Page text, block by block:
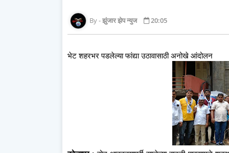
झुंजार झेप न्युज 20:05
भेट शहरभर पडलेल्या फांद्या उठावासाठी अनोखे आंदोलन